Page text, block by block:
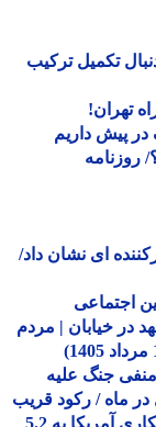
تکمیل ترکیب
داریم
ای نشان داد/
| مردم
جنگ علیه
350 هزار شغل در ماه / رکود قریب